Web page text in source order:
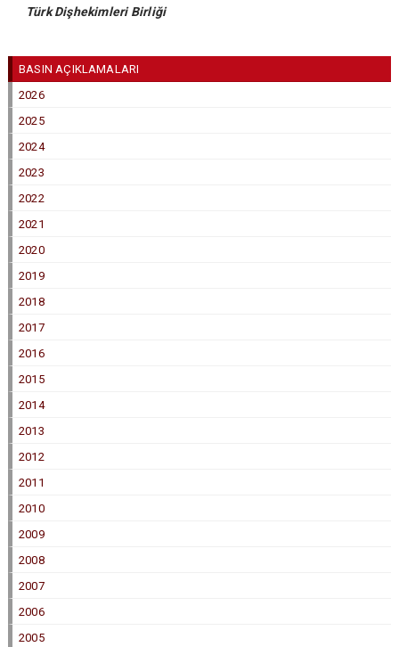
Türk Dişhekimleri Birliği
BASIN AÇIKLAMALARI
2026
2025
2024
2023
2022
2021
2020
2019
2018
2017
2016
2015
2014
2013
2012
2011
2010
2009
2008
2007
2006
2005